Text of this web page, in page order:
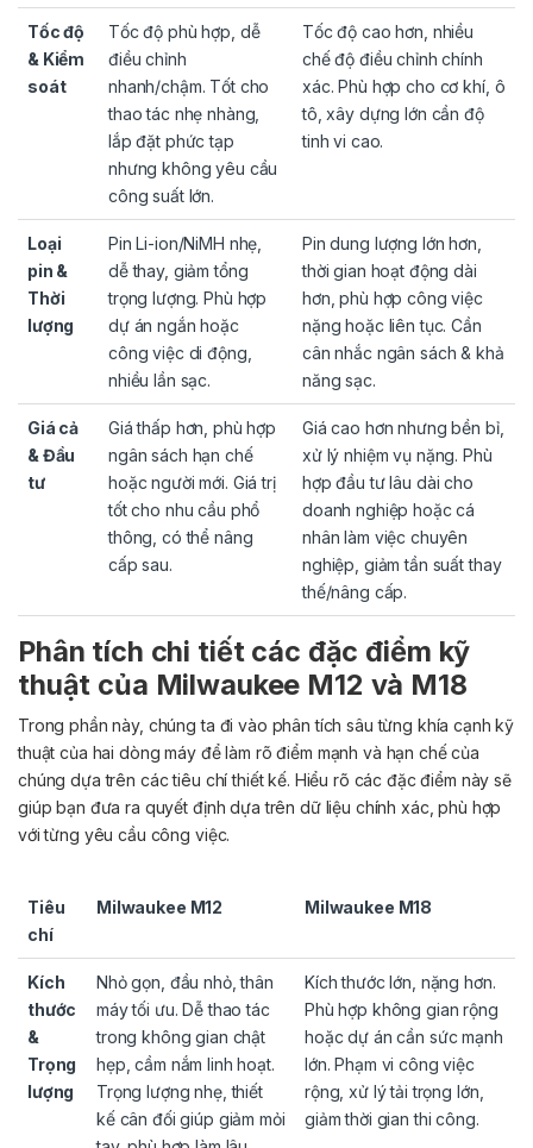
Tốc độ
& Kiểm
soát
Tốc độ phù hợp, dễ
điều chỉnh
nhanh/chậm. Tốt cho
thao tác nhẹ nhàng,
lắp đặt phức tạp
nhưng không yêu cầu
công suất lớn.
Tốc độ cao hơn, nhiều
chế độ điều chỉnh chính
xác. Phù hợp cho cơ khí, ô
tô, xây dựng lớn cần độ
tinh vi cao.
Loại
pin &
Thời
lượng
Pin Li-ion/NiMH nhẹ,
dễ thay, giảm tổng
trọng lượng. Phù hợp
dự án ngắn hoặc
công việc di động,
nhiều lần sạc.
Pin dung lượng lớn hơn,
thời gian hoạt động dài
hơn, phù hợp công việc
nặng hoặc liên tục. Cần
cân nhắc ngân sách & khả
năng sạc.
Giá cả
& Đầu
tư
Giá thấp hơn, phù hợp
ngân sách hạn chế
hoặc người mới. Giá trị
tốt cho nhu cầu phổ
thông, có thể nâng
cấp sau.
Giá cao hơn nhưng bền bỉ,
xử lý nhiệm vụ nặng. Phù
hợp đầu tư lâu dài cho
doanh nghiệp hoặc cá
nhân làm việc chuyên
nghiệp, giảm tần suất thay
thế/nâng cấp.
Phân tích chi tiết các đặc điểm kỹ
thuật của Milwaukee M12 và M18
Trong phần này, chúng ta đi vào phân tích sâu từng khía cạnh kỹ
thuật của hai dòng máy để làm rõ điểm mạnh và hạn chế của
chúng dựa trên các tiêu chí thiết kế. Hiểu rõ các đặc điểm này sẽ
giúp bạn đưa ra quyết định dựa trên dữ liệu chính xác, phù hợp
với từng yêu cầu công việc.
Tiêu
chí
Milwaukee M12 Milwaukee M18
Kích
thước
&
Trọng
lượng
Nhỏ gọn, đầu nhỏ, thân
máy tối ưu. Dễ thao tác
trong không gian chật
hẹp, cầm nắm linh hoạt.
Trọng lượng nhẹ, thiết
kế cân đối giúp giảm mỏi
Kích thước lớn, nặng hơn.
Phù hợp không gian rộng
hoặc dự án cần sức mạnh
lớn. Phạm vi công việc
rộng, xử lý tải trọng lớn,
giảm thời gian thi công.